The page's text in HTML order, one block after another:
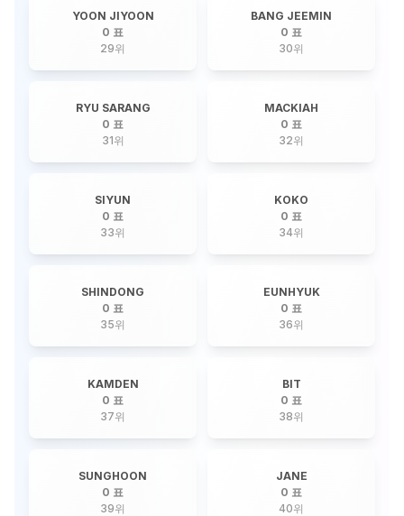
YOON JIYOON
0 표
29위
BANG JEEMIN
0 표
30위
RYU SARANG
0 표
31위
MACKIAH
0 표
32위
SIYUN
0 표
33위
KOKO
0 표
34위
SHINDONG
0 표
35위
EUNHYUK
0 표
36위
KAMDEN
0 표
37위
BIT
0 표
38위
SUNGHOON
0 표
39위
JANE
0 표
40위